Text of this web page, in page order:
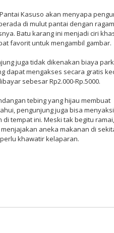
Kasuso akan menyapa
di mulut pantai dengan ragam
Batu karang ini menjadi ciri
favorit untuk mengambil gambar.
juga tidak dikenakan biaya
dapat mengakses secara gratis
sebesar Rp2.000-Rp.5000.
tebing yang hijau membuat
pengunjung juga bisa
tempat ini. Meski tak begitu ramai,
aneka makanan di
khawatir kelaparan.